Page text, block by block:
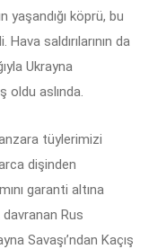
yaşandığı köprü, bu
saldırılarının da
Ukrayna
oldu aslında.
tüylerimizi
dişinden
garanti altına
Rus
Savaşı’ndan Kaçış